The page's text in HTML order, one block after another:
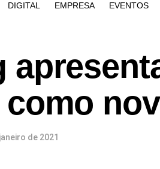
DIGITAL EMPRESA EVENTOS
como
de 2021